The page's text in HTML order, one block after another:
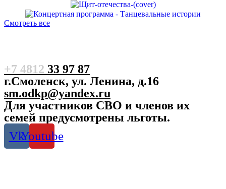
Смотреть все
+7 4812 33 97 87
г.Смоленск, ул. Ленина, д.16
sm.odkp@yandex.ru
Для участников СВО и членов их
семей предусмотрены льготы.
VkYoutube